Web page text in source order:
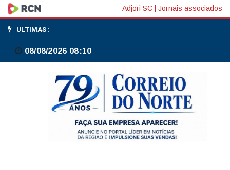
Novas
medidas
do
governo
reforçam
proteção
Adjori SC Jornais associados
ULTIMAS :
08/08/2026 08:10